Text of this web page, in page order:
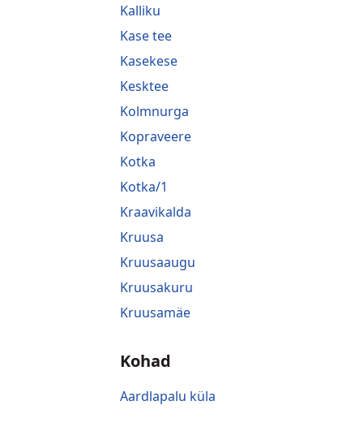
Kalliku
Kase tee
Kasekese
Kesktee
Kolmnurga
Kopraveere
Kotka
Kotka/1
Kraavikalda
Kruusa
Kruusaaugu
Kruusakuru
Kruusamäe
Kohad
Aardlapalu küla